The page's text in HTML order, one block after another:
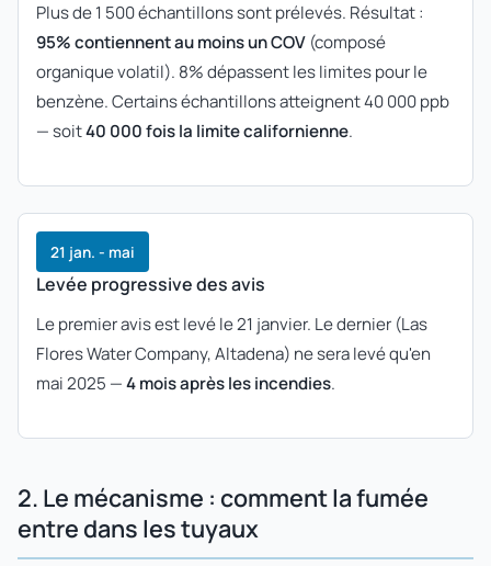
Plus de 1 500 échantillons sont prélevés. Résultat :
95% contiennent au moins un COV (composé
organique volatil). 8% dépassent les limites pour le
benzène. Certains échantillons atteignent 40 000 ppb
— soit40 000 fois la limite californienne.
21 jan. - mai
Levée progressive des avis
Le premier avis est levé le 21 janvier. Le dernier (Las
Flores Water Company, Altadena) ne sera levé qu'en
mai 2025 —4 mois après les incendies.
2. Le mécanisme : comment la fumée
entre dans les tuyaux